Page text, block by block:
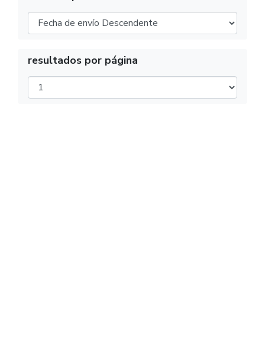
resultados por página